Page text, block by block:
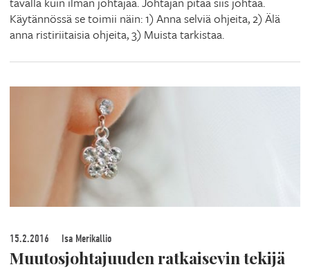
Käytännössä se toimii näin: 1) Anna selviä ohjeita, 2) Älä
anna ristiriitaisia ohjeita, 3) Muista tarkistaa.
15.2.2016 Isa Merikallio
Muutosjohtajuuden ratkaisevin tekijä